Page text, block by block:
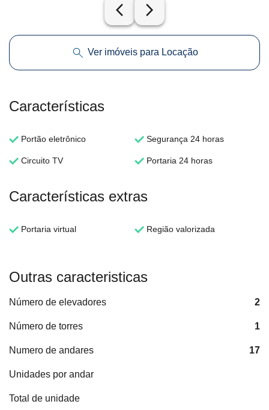
arrow_back_ios_new arrow_forward_ios
Ver imóveis para Locação
Características
Portão eletrônico Segurança 24 horas
Circuito TV Portaria 24 horas
Características extras
Portaria virtual Região valorizada
Outras caracteristicas
Número de elevadores 2
Número de torres 1
Numero de andares 17
Unidades por andar
Total de unidade